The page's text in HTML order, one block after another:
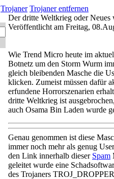
Trojaner Trojaner entfernen
Der dritte Weltkrieg oder
Veröffentlicht am Freitag,
Wie Trend Micro heute im
Botnetz um den Storm Wurm
gleich bleibenden Masche die
klicken. Zumeist müssen dafür
erfundene Horrorszenarien
dritte Weltkrieg ist
auch Osama Bin Laden wurde
Genau genommen ist diese
immer noch mehr als genug
den Link innerhalb dieser Spam
geleitet wurde eine
des Trojaners